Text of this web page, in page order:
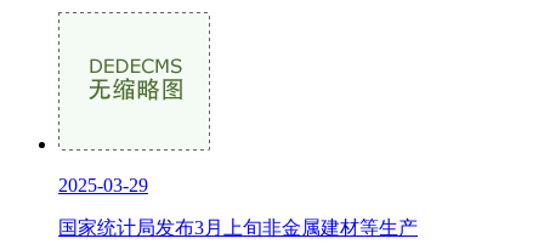
2025-03-29
国家统计局发布3月上旬非金属建材等生产